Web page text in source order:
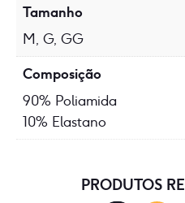
Tamanho
M, G, GG
Composição
90% Poliamida
10% Elastano
PRODUTOS